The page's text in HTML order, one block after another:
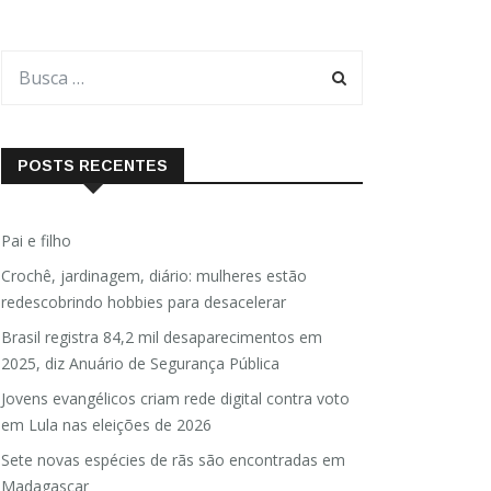
POSTS RECENTES
Pai e filho
Crochê, jardinagem, diário: mulheres estão
redescobrindo hobbies para desacelerar
Brasil registra 84,2 mil desaparecimentos em
2025, diz Anuário de Segurança Pública
Jovens evangélicos criam rede digital contra voto
em Lula nas eleições de 2026
Sete novas espécies de rãs são encontradas em
Madagascar